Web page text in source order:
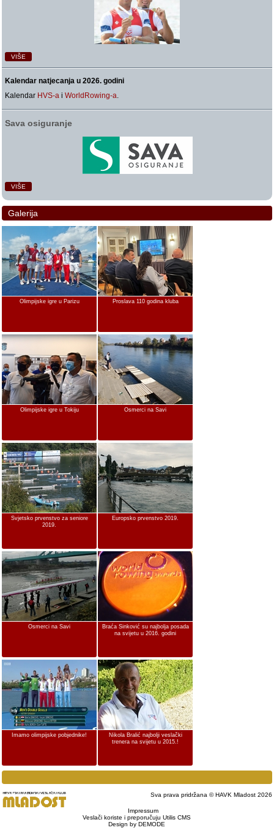
VIŠE
Kalendar natjecanja u 2026. godini
Kalendar HVS-a iWorldRowing-a.
Sava osiguranje
VIŠE
Galerija
Olimpijske igre u Parizu Proslava 110 godina kluba
Olimpijske igre u Tokiju Osmerci na Savi
Svjetsko prvenstvo za seniore
2019.
Europsko prvenstvo 2019.
Osmerci na Savi
Braća Sinković su najbolja posada
na svijetu u 2016. godini
Imamo olimpijske pobjednike!
Nikola Bralić najbolji veslački
trenera na svijetu u 2015.!
Sva prava pridržana © HAVK Mladost 2026
Impressum
Veslači koriste i preporučuju Utilis CMS
Design by DEMODE